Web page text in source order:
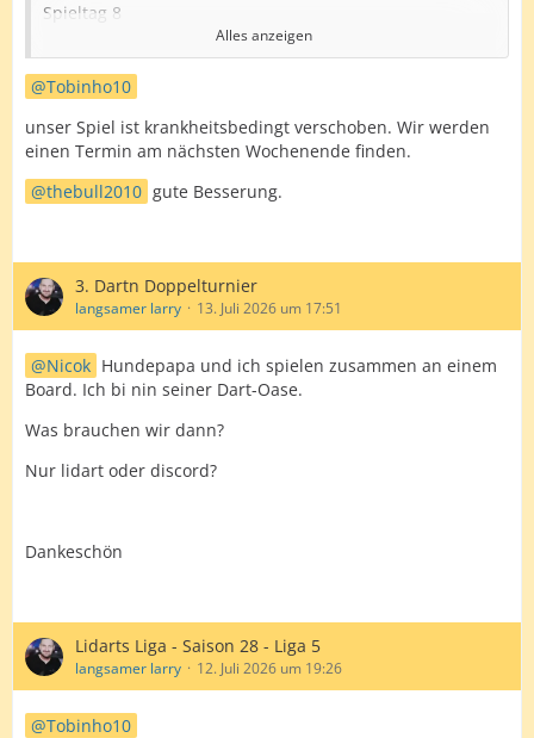
Spieltag 8
ist verschoben auf Sonntag den 19.07.
Danke nochma an
Gruß Hendrik
Alles anzeigen
Tobinho10
unser Spiel ist krankheitsbedingt verschoben. Wir werden
einen Termin am nächsten Wochenende finden.
thebull2010 gute Besserung.
3. Dartn Doppelturnier
langsamer larry 13. Juli 2026 um 17:51
Nicok Hundepapa und ich spielen zusammen an einem
Board. Ich bi nin seiner Dart-Oase.
Was brauchen wir dann?
Nur lidart oder discord?
Dankeschön
Lidarts Liga - Saison 28 - Liga 5
langsamer larry 12. Juli 2026 um 19:26
Tobinho10